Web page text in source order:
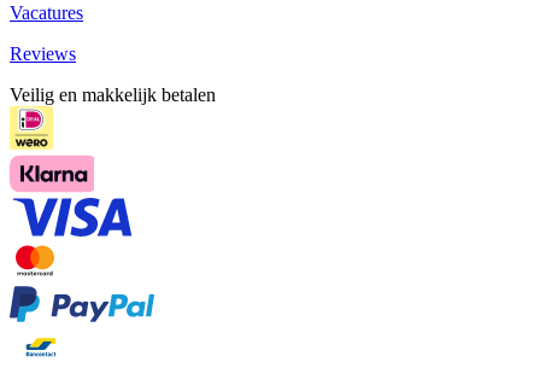
Vacatures
Reviews
Veilig en makkelijk betalen